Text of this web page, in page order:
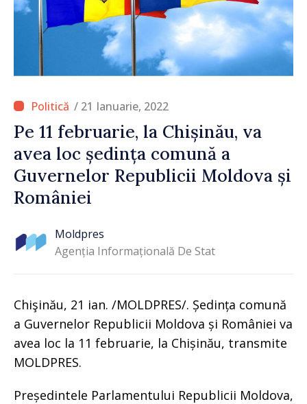
/ 21 Ianuarie, 2022
Pe 11 februarie, la Chișinău, va
avea loc ședința comună a
Guvernelor Republicii Moldova și
României
Moldpres
Agenția Informațională De Stat
Chişinău, 21 ian. /MOLDPRES/. Ședința comună
a Guvernelor Republicii Moldova și României va
avea loc la 11 februarie, la Chișinău, transmite
MOLDPRES.
Președintele Parlamentului Republicii Moldova,